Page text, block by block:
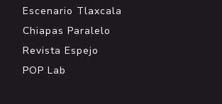
Escenario Tlaxcala
Chiapas Paralelo
Revista Espejo
POP Lab